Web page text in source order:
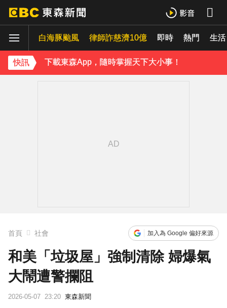
白海豚颱風 律師詐慈濟10億 即時 熱門 生活
快訊
下載東森App，隨時掌握天下大小事！
《理財達人秀》X 安聯投信免費講座報名中！搶先卡位 2027
下載東森App，隨時掌握天下大小事！
首頁 社會 加入為 Google 偏好來源
和美「垃圾屋」強制清除 婦爆氣
大鬧遭警攔阻
2026-05-07 23:20 東森新聞